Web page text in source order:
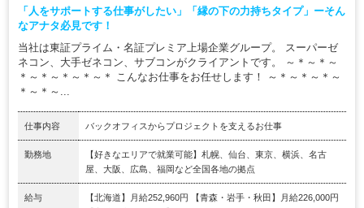
「人をサポートする仕事がしたい」「縁の下の力持ちタイプ」ーそん
なアナタ必見です！
当社は東証プライム・名証プレミア上場企業グループ。 スーパーゼ
ネコン、大手ゼネコン、サブコンがクライアントです。 ～＊～＊～
＊～＊～＊～＊～＊ こんなお仕事をお任せします！ ～＊～＊～＊～
＊～＊～...
仕事内容 バックオフィスからプロジェクトを支えるお仕事
勤務地
【好きなエリアで就業可能】札幌、仙台、東京、横浜、名古
屋、大阪、広島、福岡など全国各地の拠点
給与
【北海道】月給252,960円 【青森・岩手・秋田】月給226,000円